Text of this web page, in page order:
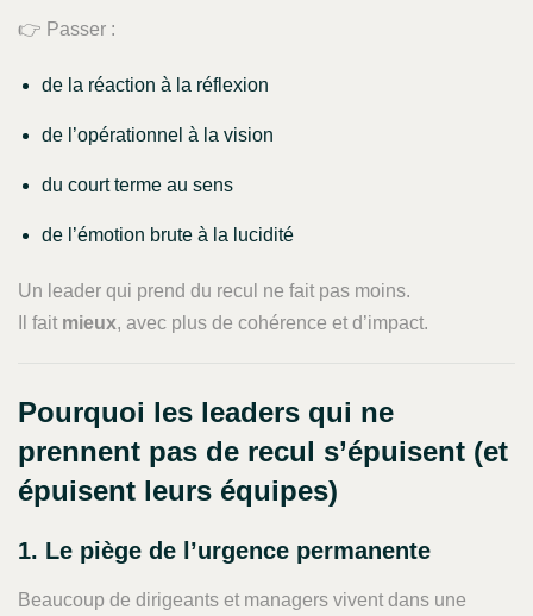
👉 Passer :
de la réaction à la réflexion
de l’opérationnel à la vision
du court terme au sens
de l’émotion brute à la lucidité
Un leader qui prend du recul ne fait pas moins.
Il fait mieux, avec plus de cohérence et d’impact.
Pourquoi les leaders qui ne
prennent pas de recul s’épuisent (et
épuisent leurs équipes)
1. Le piège de l’urgence permanente
Beaucoup de dirigeants et managers vivent dans une